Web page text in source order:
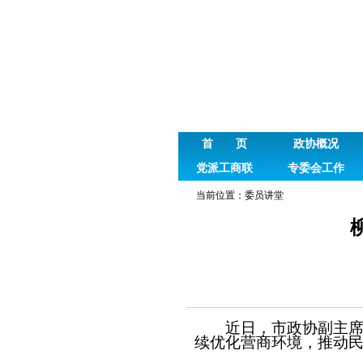
首 页
政协概况
党派工商联
专委会工作
当前位置： 委员讲堂
近日，市政协副主
续优化营商环境，推动